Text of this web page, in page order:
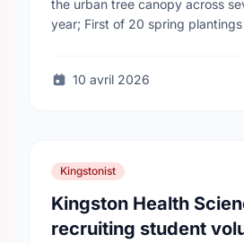
the urban tree canopy across
year; First of 20 spring
10 avril 2026
Kingstonist
Kingston Health
recruiting student